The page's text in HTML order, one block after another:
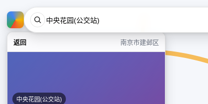
返回 南京市建邺区
中央花园(公交站)